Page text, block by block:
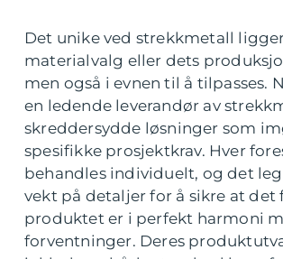
Det unike ved strekkmetall
materialvalg eller dets
men også i evnen til å tilpasses.
en ledende leverandør av
skreddersydde løsninger som
spesifikke prosjektkrav. Hver
behandles individuelt, og det
vekt på detaljer for å sikre at det
produktet er i perfekt harmoni
forventninger. Deres